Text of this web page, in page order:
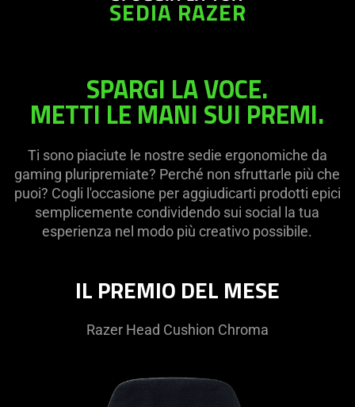
SEDIA RAZER
SPARGI LA VOCE.
METTI LE MANI SUI PREMI.
Ti sono piaciute le nostre sedie ergonomiche da
gaming pluripremiate? Perché non sfruttarle più che
puoi? Cogli l'occasione per aggiudicarti prodotti epici
semplicemente condividendo sui social la tua
esperienza nel modo più creativo possibile.
IL PREMIO DEL MESE
Razer Head Cushion Chroma